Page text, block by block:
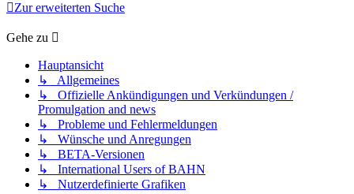
Zur erweiterten Suche
Gehe zu
Hauptansicht
↳ Allgemeines
↳ Offizielle Ankündigungen und Verkündungen /
Promulgation and news
↳ Probleme und Fehlermeldungen
↳ Wünsche und Anregungen
↳ BETA-Versionen
↳ International Users of BAHN
↳ Nutzerdefinierte Grafiken